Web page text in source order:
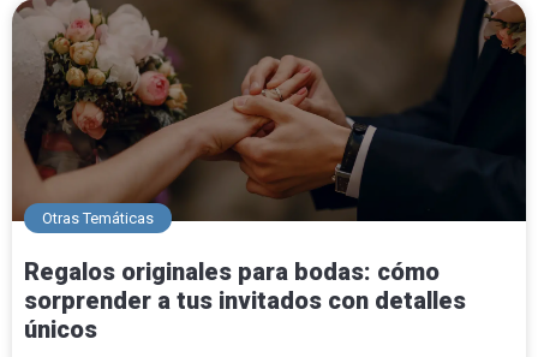
Otras Temáticas
Regalos originales para bodas: cómo
sorprender a tus invitados con detalles
únicos